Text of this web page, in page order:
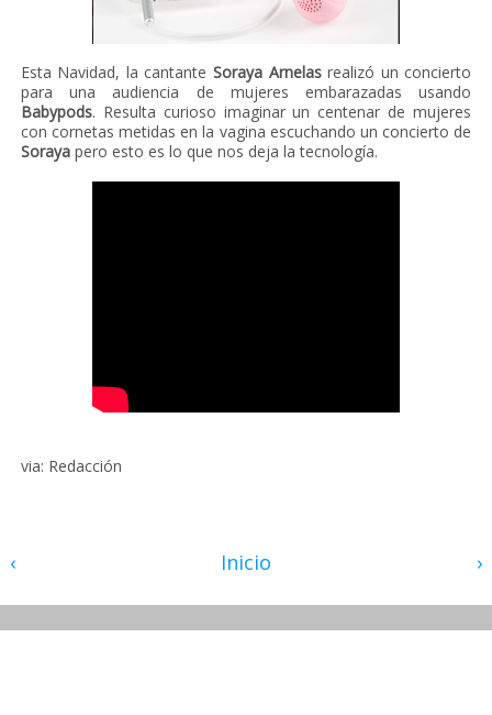
Esta Navidad, la cantante Soraya Arnelasrealizó un concierto
para una audiencia de mujeres embarazadas usando
Babypods. Resulta curioso imaginar un centenar de mujeres
con cornetas metidas en la vagina escuchando un concierto de
Sorayapero esto es lo que nos deja la tecnología.
via: Redacción
‹ ›
Inicio